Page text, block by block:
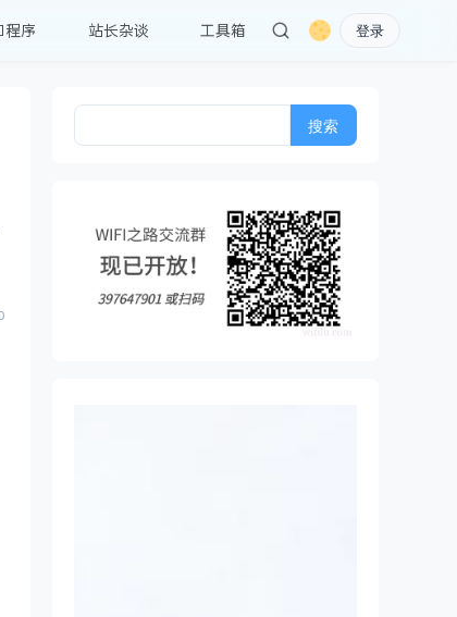
程序 站长杂谈 工具箱 登录